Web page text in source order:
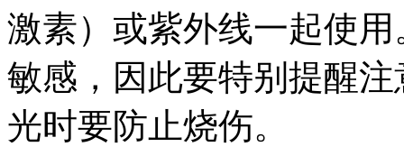
激素）或紫外线一起使
敏感，因此要特别提醒
光时要防止烧伤。